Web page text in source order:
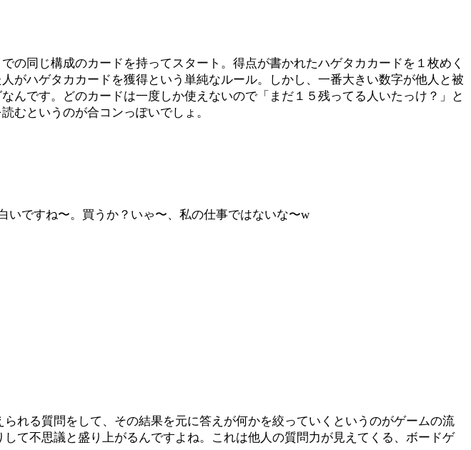
同じ構成のカードを持ってスタート。得点が書かれたハゲタカカードを１枚めく
がハゲタカカードを獲得という単純なルール。しかし、一番大きい数字が他人と被
んです。どのカードは一度しか使えないので「まだ１５残ってる人いたっけ？」と
むというのが合コンっぽいでしょ。
いですね〜。買うか？いゃ〜、私の仕事ではないな〜w
れる質問をして、その結果を元に答えが何かを絞っていくというのがゲームの流
て不思議と盛り上がるんですよね。これは他人の質問力が見えてくる、ボードゲ